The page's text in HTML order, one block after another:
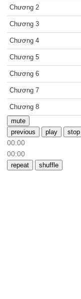
Chương 2
Chương 3
Chương 4
Chương 5
Chương 6
Chương 7
Chương 8
mute
previous
play stop
00:00
00:00
repeat shuffle